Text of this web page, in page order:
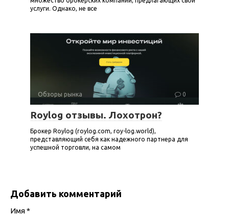
услуги. Однако, не все
Обзоры рынка 0
Roylog отзывы. Лохотрон?
Брокер Roylog (roylog.com, roy-log.world),
представляющий себя как надежного партнера для
успешной торговли, на самом
Добавить комментарий
Имя*